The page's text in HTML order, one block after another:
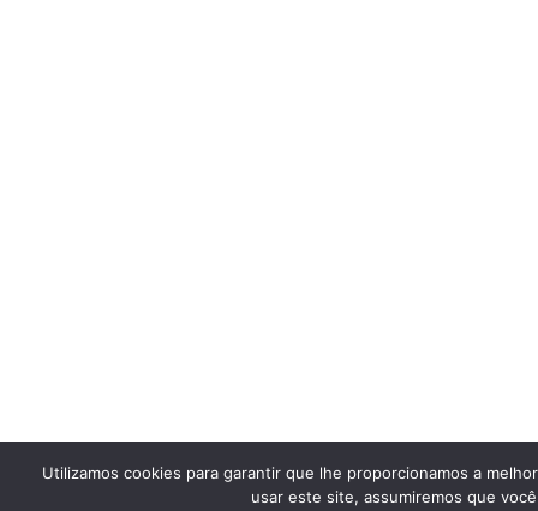
Utilizamos cookies para garantir que lhe proporcionamos a
usar este site, assumiremos que